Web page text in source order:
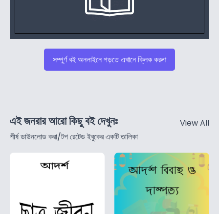
সম্পুর্ণ বই অনলাইনে পড়তে এখানে ক্লিক করুণ
এই জনরার আরো কিছু বই দেখুনঃ
শীর্ষ ডাউনলোড করা/টপ রেটেড ইবুকের একটি তালিকা
View All